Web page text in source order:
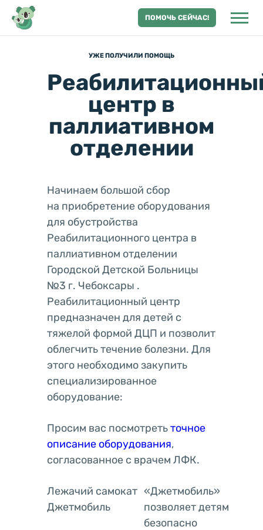
ПОМОЧЬ СЕЙЧАС!
УЖЕ ПОЛУЧИЛИ ПОМОЩЬ
центр в
паллиативном
отделении
Начинаем большой сбор
на приобретение оборудования
для обустройства
Реабилитационного центра в
паллиативном отделении
Городской Детской Больницы
№3 г. Чебоксары .
Реабилитационный центр
предназначен для детей с
тяжелой формой ДЦП и позволит
облегчить течение болезни. Для
этого необходимо закупить
специализированное
оборудование:
Просим вас посмотретьточное
описание оборудования,
согласованное с врачем ЛФК.
Лежачий самокат
Джетмобиль
«Джетмобиль»
позволяет детям
безопасно